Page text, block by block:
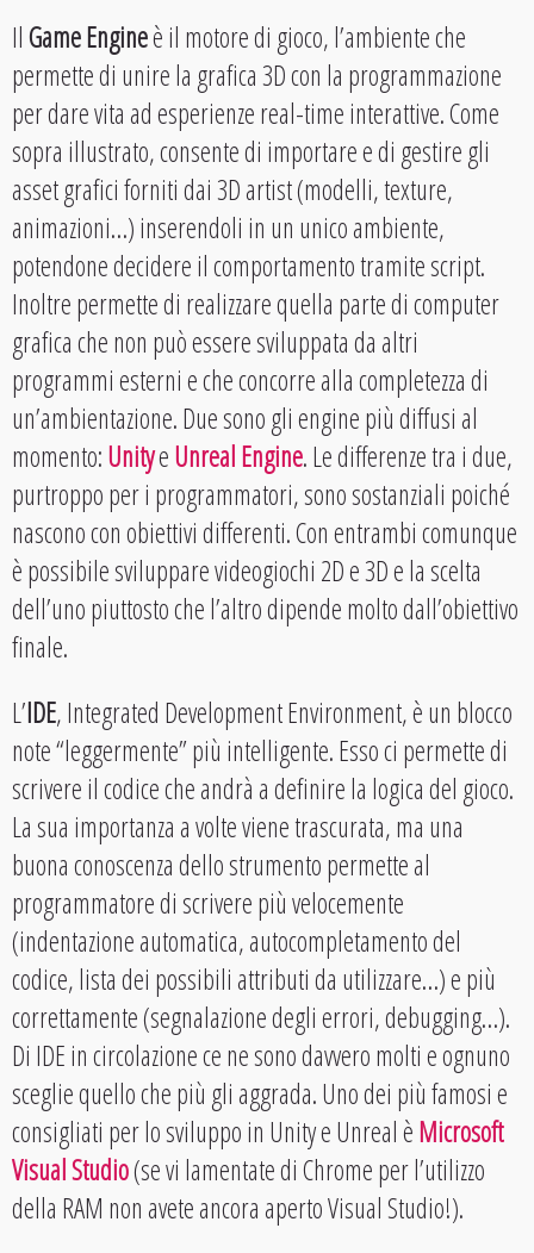
IlGame Engineè il motore di gioco, l’ambiente che
permette di unire la grafica 3D con la programmazione
per dare vita ad esperienze real-time interattive. Come
sopra illustrato, consente di importare e di gestire gli
asset grafici forniti dai 3D artist (modelli, texture,
animazioni…) inserendoli in un unico ambiente,
potendone decidere il comportamento tramite script.
Inoltre permette di realizzare quella parte di computer
grafica che non può essere sviluppata da altri
programmi esterni e che concorre alla completezza di
un’ambientazione. Due sono gli engine più diffusi al
momento:UnityeUnreal Engine. Le differenze tra i due,
purtroppo per i programmatori, sono sostanziali poiché
nascono con obiettivi differenti. Con entrambi comunque
è possibile sviluppare videogiochi 2D e 3D e la scelta
dell’uno piuttosto che l’altro dipende molto dall’obiettivo
finale.
L’IDE, Integrated Development Environment, è un blocco
note “leggermente” più intelligente. Esso ci permette di
scrivere il codice che andrà a definire la logica del gioco.
La sua importanza a volte viene trascurata, ma una
buona conoscenza dello strumento permette al
programmatore di scrivere più velocemente
(indentazione automatica, autocompletamento del
codice, lista dei possibili attributi da utilizzare…) e più
correttamente (segnalazione degli errori, debugging…).
Di IDE in circolazione ce ne sono davvero molti e ognuno
sceglie quello che più gli aggrada. Uno dei più famosi e
consigliati per lo sviluppo in Unity e Unreal èMicrosoft
Visual Studio(se vi lamentate di Chrome per l’utilizzo
della RAM non avete ancora aperto Visual Studio!).